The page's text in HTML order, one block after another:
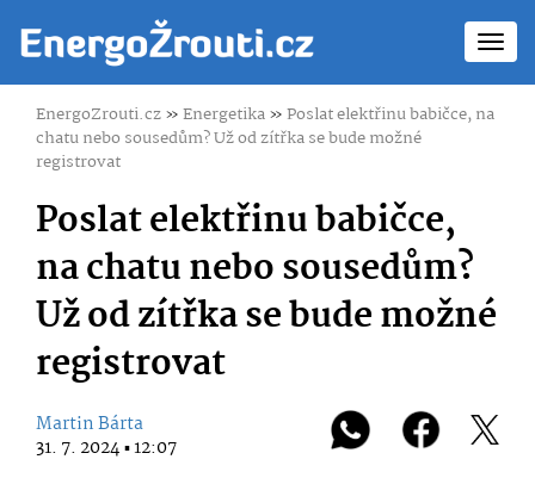
EnergoZrouti.cz»Energetika»Poslat elektřinu babičce, na
chatu nebo sousedům? Už od zítřka se bude možné
registrovat
Poslat elektřinu babičce,
na chatu nebo sousedům?
Už od zítřka se bude možné
registrovat
Martin Bárta
31. 7. 2024 ▪ 12:07